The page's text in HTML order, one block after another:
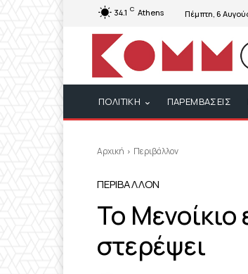
34.1 C Athens Πέμπτη, 6
ΠΟΛΙΤΙΚΗ ΠΑΡΕΜΒΑΣΕΙΣ
Αρχική Περιβάλλον
ΠΕΡΙΒΆΛΛΟΝ
Το
στερέψει